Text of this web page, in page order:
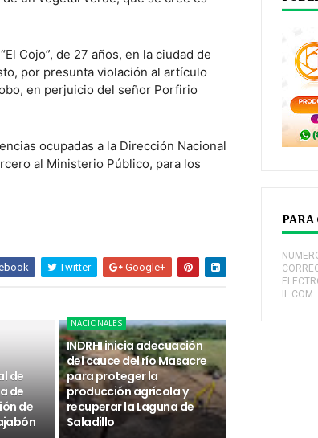
Cojo”, de 27 años, en la ciudad de
por presunta violación al artículo
en perjuicio del señor Porfirio
ocupadas a la Dirección Nacional
al Ministerio Público, para los
Twitter Google+
de
de
de
NACIONALES
INDRHI inicia adecuación
del cauce del río Masacre
para proteger la
producción agrícola y
recuperar la Laguna de
Saladillo
PARA
IL.COM